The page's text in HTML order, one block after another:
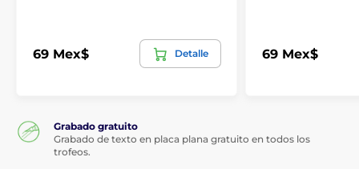
69 Mex$ Detalle 69 Mex$
Grabado gratuito
Grabado de texto en placa plana gratuito en todos los
trofeos.